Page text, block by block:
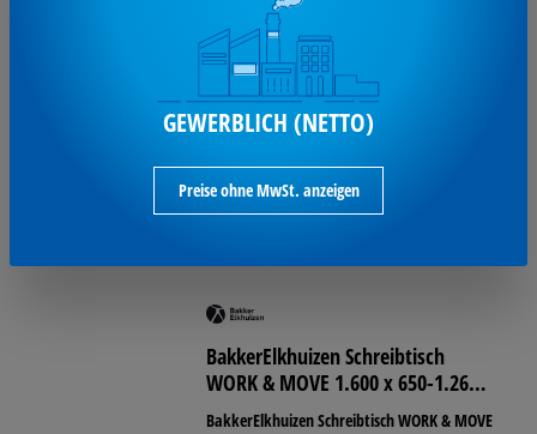
319,00 €*
BakkerElkhuizen Schreibtisch
WORK & MOVE 1.600 x 650-1.260 x
800 mm (B x H x T)
BakkerElkhuizen Schreibtisch WORK & MOVE
GEWERBLICH (NETTO)
Preise ohne MwSt. anzeigen